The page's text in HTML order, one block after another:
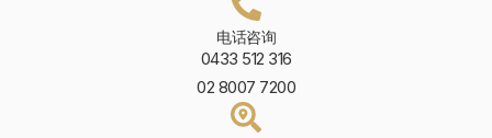
电话咨询
0433 512 316
02 8007 7200